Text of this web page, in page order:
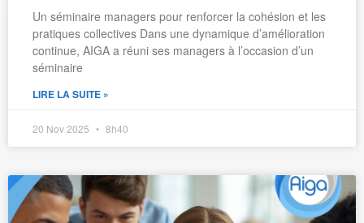
Un séminaire managers pour renforcer la cohésion et les
pratiques collectives Dans une dynamique d’amélioration
continue, AIGA a réuni ses managers à l’occasion d’un
séminaire
LIRE LA SUITE »
20 Nov 2025 8h40